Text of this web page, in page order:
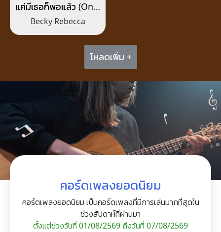
แค่มีเธอก็พอแล้ว (Only
You)
Becky Rebecca
โหลดเพิ่ม +
คอร์ดเพลงยอดนิยม
คอร์ดเพลงยอดนิยม เป็นคอร์ดเพลงที่มีการเล่นมากที่สุดใน
ช่วงสัปดาห์ที่ผ่านมา
ตั้งแต่ช่วงวันที่ 01/08/2569 ถึงวันที่ 07/08/2569